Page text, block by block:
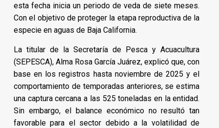
esta fecha inicia un periodo de veda de siete meses.
Con el objetivo de proteger la etapa reproductiva de la
especie en aguas de Baja California.
La titular de la Secretaría de Pesca y Acuacultura
(SEPESCA), Alma Rosa García Juárez, explicó que, con
base en los registros hasta noviembre de 2025 y el
comportamiento de temporadas anteriores, se estima
una captura cercana a las 525 toneladas en la entidad.
Sin embargo, el balance económico no resultó tan
favorable para el sector debido a la volatilidad de